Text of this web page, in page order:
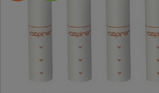
aluminium est très
aide à réduire son
de le rendre plus